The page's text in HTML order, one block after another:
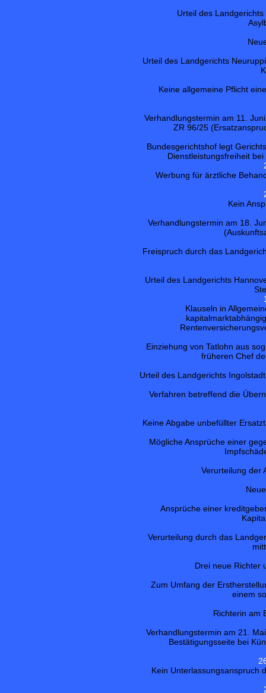
Urteil des
Urteil des Landgerichts
Keine allgemeine Pflicht
Verhandlungstermin am 11.
ZR 96/25
Bundesgerichtshof legt
Dienstleistungsfreiheit
Werbung für ärztliche
Kein
Verhandlungstermin am 18.
Freispruch durch das
Urteil des Landgerichts
Klauseln in
Einziehung von Tatlohn aus
früheren Chef
Urteil des Landgerichts
Verfahren betreffend die
Keine Abgabe unbefüllter
Mögliche Ansprüche einer
Verurteilung der
Ansprüche einer
Verurteilung durch das
Drei neue Richter
Zum Umfang der
einem
Richterin am
Verhandlungstermin am 21.
Bestätigungsseite bei
Kein Unterlassungsanspruch